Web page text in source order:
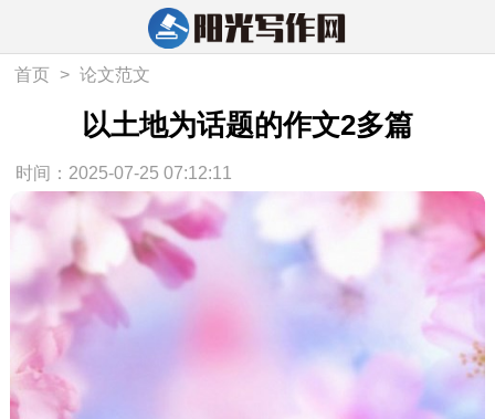
首页 > 论文范文
以土地为话题的作文2多篇
时间：2025-07-25 07:12:11